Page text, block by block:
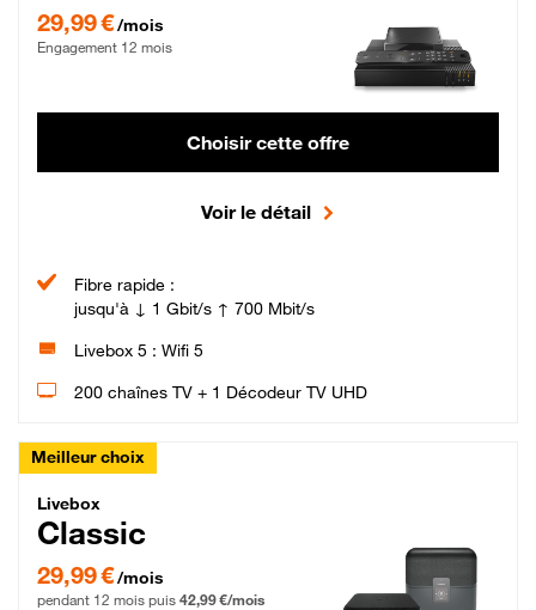
29,99 €/mois
Engagement 12 mois
Choisir cette offre
Voir le détail
Fibre rapide :
jusqu'à ↓ 1 Gbit/s ↑ 700 Mbit/s
Livebox 5 : Wifi 5
200 chaînes TV + 1 Décodeur TV UHD
Meilleur choix
Livebox Classic Fibre
Livebox
Classic
29,99 € par mois pendant 12 mois puis 42,99 € par mois, Engagement 12 mois
29,99 €/mois
pendant 12 mois puis 42,99 €/mois